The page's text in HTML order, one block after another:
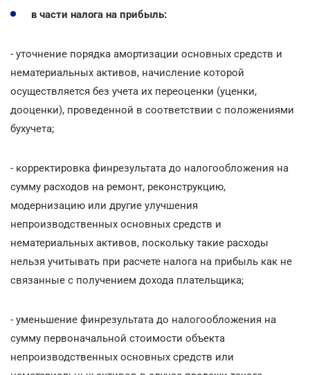
в части налога на прибыль:
- уточнение порядка амортизации основных средств и
нематериальных активов, начисление которой
осуществляется без учета их переоценки (уценки,
дооценки), проведенной в соответствии с положениями
бухучета;
- корректировка финрезультата до налогообложения на
сумму расходов на ремонт, реконструкцию,
модернизацию или другие улучшения
непроизводственных основных средств и
нематериальных активов, поскольку такие расходы
нельзя учитывать при расчете налога на прибыль как не
связанные с получением дохода плательщика;
- уменьшение финрезультата до налогообложения на
сумму первоначальной стоимости объекта
непроизводственных основных средств или